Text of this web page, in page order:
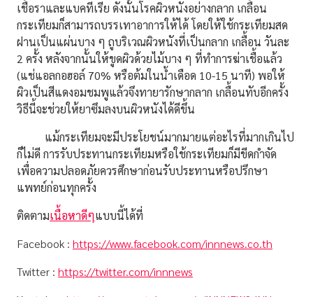
เชื้อราและแบคทีเรีย ดังนั้นโรคผิวหนังอย่างกลาก เกลื้อน
กระเทียมก็สามารถบรรเทาอาการให้ได้ โดยให้ใช้กระเทียมสด
ฝานเป็นแผ่นบาง ๆ ถูบริเวณผิวหนังที่เป็นกลาก เกลื้อน วันละ
2 ครั้ง หลังจากนั้นให้ขูดผิวด้วยไม้บาง ๆ ที่ทำการฆ่าเชื้อแล้ว
(แช่แอลกอฮอล์ 70% หรือต้มในน้ำเดือด 10-15 นาที) พอให้
ผิวเป็นสีแดงอมชมพูแล้วจึงทายารักษากลาก เกลื้อนทับอีกครั้ง
วิธีนี้จะช่วยให้ยาซึมลงบนผิวหนังได้ดีขึ้น
แม้กระเทียมจะมีประโยชน์มากมายแต่อะไรที่มากเกินไป
ก็ไม่ดี การรับประทานกระเทียมหรือใช้กระเทียมก็มีขีดกำจัด
เพื่อความปลอดภัยควรศึกษาก่อนรับประทานหรือปรึกษา
แพทย์ก่อนทุกครั้ง
ติดตามเนื้อหาดีๆแบบนี้ได้ที่
Facebook : https://www.facebook.com/innnews.co.th
Twitter : https://twitter.com/innnews